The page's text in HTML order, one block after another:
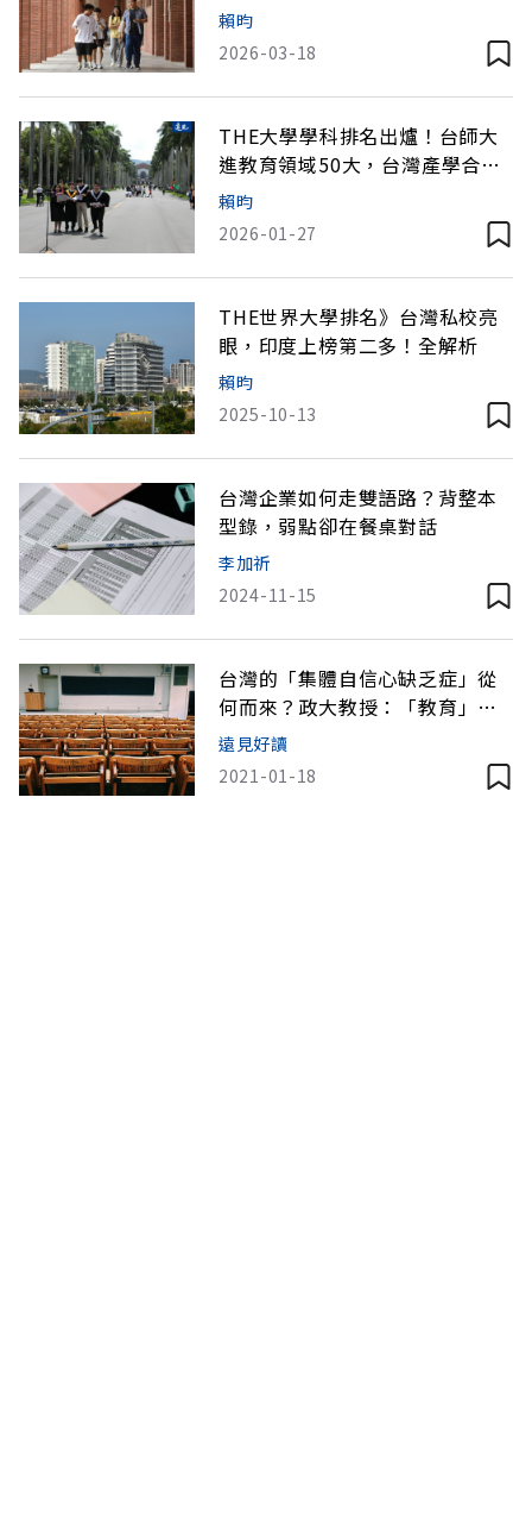
賴昀
2026-03-18
THE大學學科排名出爐！台師大
進教育領域50大，台灣產學合作
分數高
賴昀
2026-01-27
THE世界大學排名》台灣私校亮
眼，印度上榜第二多！全解析
賴昀
2025-10-13
台灣企業如何走雙語路？背整本
型錄，弱點卻在餐桌對話
李加祈
2024-11-15
台灣的「集體自信心缺乏症」從
何而來？政大教授：「教育」讓
我們一路「受挫」
遠見好讀
2021-01-18